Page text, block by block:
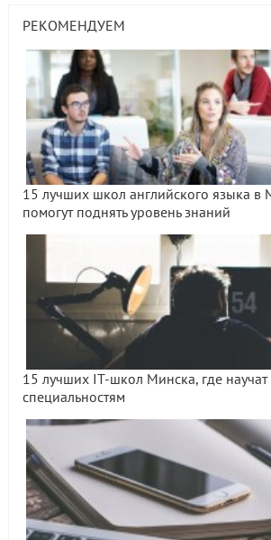
РЕКОМЕНДУЕМ
15 лучших школ английского языка в
помогут поднять уровень знаний
15 лучших IT-школ Минска, где
специальностям